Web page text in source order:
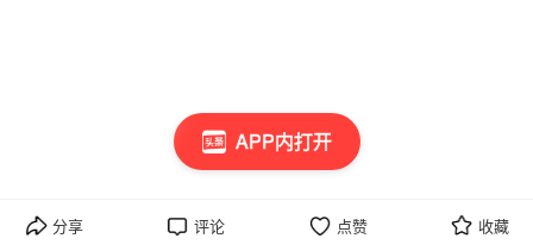
APP内打开
分享 评论 点赞 收藏